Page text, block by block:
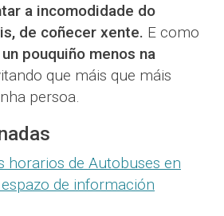
a incomodidade do
de coñecer xente. E como
pouquiño menos na
que máis que máis
persoa.
horarios de Autobuses en
de información